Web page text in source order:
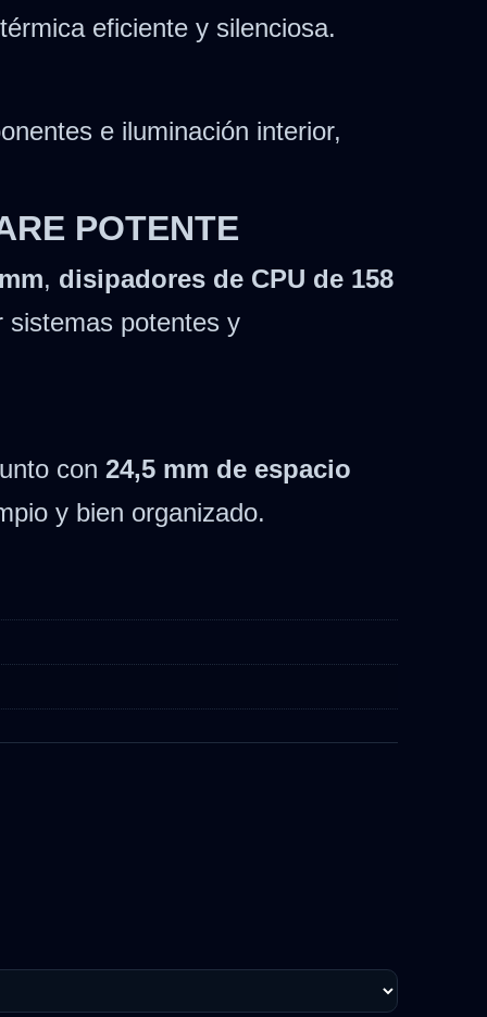
eficiente y silenciosa.
e iluminación interior,
POTENTE
, disipadores de CPU de 158
sistemas potentes y
con 24,5 mm de espacio
y bien organizado.